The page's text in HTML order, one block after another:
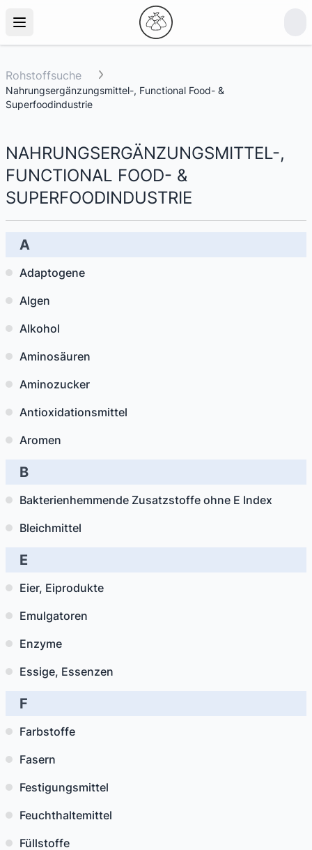
Rohstoffsuche
Nahrungsergänzungsmittel-, Functional Food- &
Superfoodindustrie
NAHRUNGSERGÄNZUNGSMITTEL-,
FUNCTIONAL FOOD- &
SUPERFOODINDUSTRIE
A
Adaptogene
Algen
Alkohol
Aminosäuren
Aminozucker
Antioxidationsmittel
Aromen
B
Bakterienhemmende Zusatzstoffe ohne E Index
Bleichmittel
E
Eier, Eiprodukte
Emulgatoren
Enzyme
Essige, Essenzen
F
Farbstoffe
Fasern
Festigungsmittel
Feuchthaltemittel
Füllstoffe